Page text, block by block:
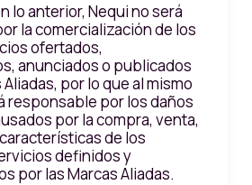
lo anterior, Nequi no será
la comercialización de los
ofertados,
anunciados o publicados
por lo que al mismo
responsable por los daños
por la compra, venta,
de los
definidos y
por las Marcas Aliadas.